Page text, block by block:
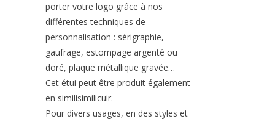
porter votre logo grâce à nos
différentes techniques de
personnalisation : sérigraphie,
gaufrage, estompage argenté ou
doré, plaque métallique gravée…
Cet étui peut être produit également
en similisimilicuir.
Pour divers usages, en des styles et